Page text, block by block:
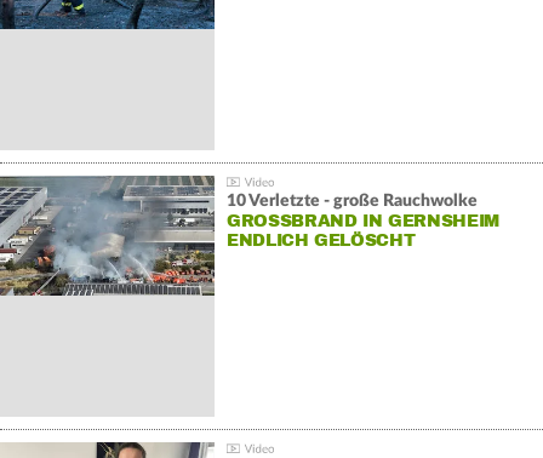
10 Verletzte - große Rauchwolke
GROSSBRAND IN GERNSHEIM E
NDLICH GELÖSCHT